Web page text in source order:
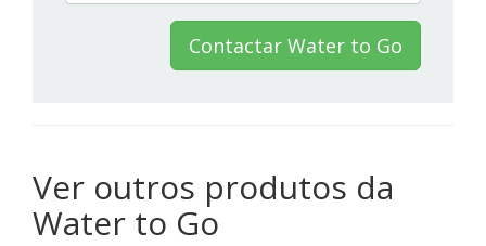
Contactar Water to Go
Ver outros produtos da
Water to Go